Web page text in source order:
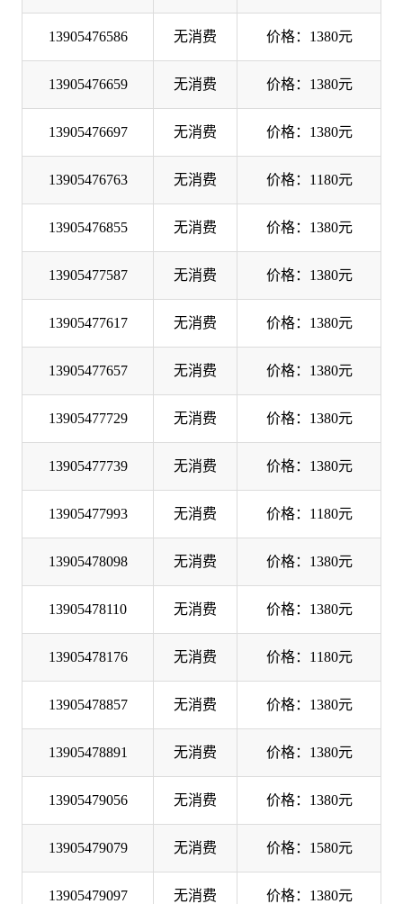
13905476586 无消费 价格：1380元
13905476659 无消费 价格：1380元
13905476697 无消费 价格：1380元
13905476763 无消费 价格：1180元
13905476855 无消费 价格：1380元
13905477587 无消费 价格：1380元
13905477617 无消费 价格：1380元
13905477657 无消费 价格：1380元
13905477729 无消费 价格：1380元
13905477739 无消费 价格：1380元
13905477993 无消费 价格：1180元
13905478098 无消费 价格：1380元
13905478110 无消费 价格：1380元
13905478176 无消费 价格：1180元
13905478857 无消费 价格：1380元
13905478891 无消费 价格：1380元
13905479056 无消费 价格：1380元
13905479079 无消费 价格：1580元
13905479097 无消费 价格：1380元